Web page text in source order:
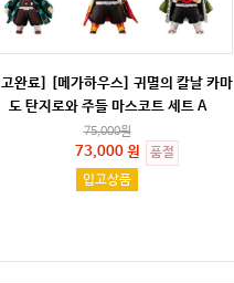
완료] [메가하우스] 귀멸의 칼날 카마
도 탄지로와 주들 마스코트 세트 A
75,000원
73,000 원
품절
입고상품